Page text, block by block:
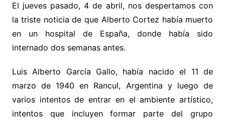
El jueves pasado, 4 de abril, nos despertamos con
la triste noticia de que Alberto Cortez había muerto
en un hospital de España, donde había sido
internado dos semanas antes.
Luis Alberto García Gallo, había nacido el 11 de
marzo de 1940 en Rancul, Argentina y luego de
varios intentos de entrar en el ambiente artístico,
intentos que incluyen formar parte del grupo